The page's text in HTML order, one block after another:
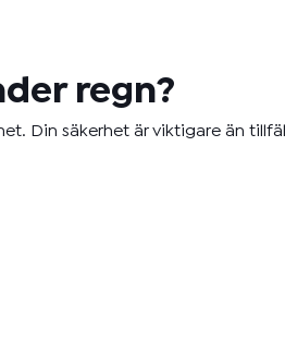
regn?
Din säkerhet är viktigare än